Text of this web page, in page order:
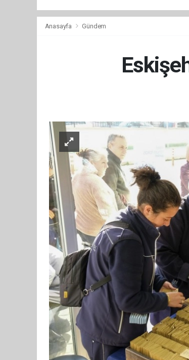
Anasayfa Gündem